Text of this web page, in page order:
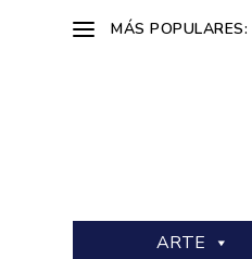
MÁS POPULARES:
ARTE